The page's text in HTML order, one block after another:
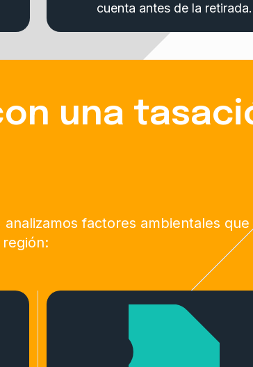
cuenta antes de la retirada.
una
analizamos factores ambientales